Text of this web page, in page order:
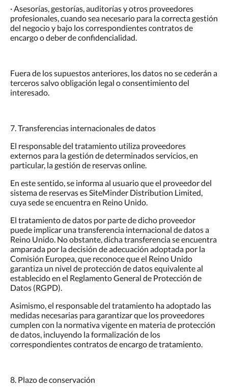
· Asesorías, gestorías, auditorías y otros proveedores
profesionales, cuando sea necesario para la correcta gestión
del negocio y bajo los correspondientes contratos de
encargo o deber de confidencialidad.
Fuera de los supuestos anteriores, los datos no se cederán a
terceros salvo obligación legal o consentimiento del
interesado.
7. Transferencias internacionales de datos
El responsable del tratamiento utiliza proveedores
externos para la gestión de determinados servicios, en
particular, la gestión de reservas online.
En este sentido, se informa al usuario que el proveedor del
sistema de reservas es SiteMinder Distribution Limited,
cuya sede se encuentra en Reino Unido.
El tratamiento de datos por parte de dicho proveedor
puede implicar una transferencia internacional de datos a
Reino Unido. No obstante, dicha transferencia se encuentra
amparada por la decisión de adecuación adoptada por la
Comisión Europea, que reconoce que el Reino Unido
garantiza un nivel de protección de datos equivalente al
establecido en el Reglamento General de Protección de
Datos (RGPD).
Asimismo, el responsable del tratamiento ha adoptado las
medidas necesarias para garantizar que los proveedores
cumplen con la normativa vigente en materia de protección
de datos, incluyendo la formalización de los
correspondientes contratos de encargo de tratamiento.
8. Plazo de conservación